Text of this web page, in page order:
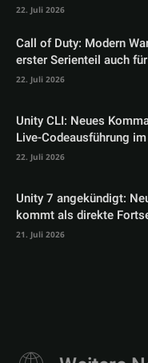
22. Juli 2026
Call of Duty: Modern
erster Serienteil auch
22. Juli 2026
Unity CLI: Neues
Live-Codeausführung
22. Juli 2026
Unity 7 angekündigt:
kommt als direkte
21. Juli 2026